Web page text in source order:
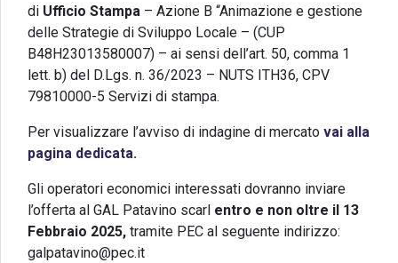
di Ufficio Stampa – Azione B “Animazione e gestione
delle Strategie di Sviluppo Locale – (CUP
B48H23013580007) – ai sensi dell’art. 50, comma 1
lett. b) del D.Lgs. n. 36/2023 – NUTS ITH36, CPV
79810000-5 Servizi di stampa.
Per visualizzare l’avviso di indagine di mercato vai alla
pagina dedicata.
Gli operatori economici interessati dovranno inviare
l’offerta al GAL Patavino scarl entro e non oltre il 13
Febbraio 2025, tramite PEC al seguente indirizzo:
galpatavino@pec.it